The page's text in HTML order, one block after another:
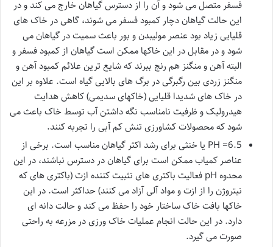
فسفر متصل می شود و آن را از دسترس گیاهان خارج می کند و در
این حالت گیاهان دچار کمبود فسفر می شوند، گاهی در خاک های
قلیایی زیاد بود عنصر مولیبدن و بور باعث سمیت در گیاهان می
شود و در مقابل در این خاکها ممکن است گیاهان از کمبود فسفر و
البته آهن و منگنز هم رنج ببرند که شایع ترین علائم کمبود آهن و
منگنز زردی بین رگبرگی در برگ های بالایی گیاه است. علاوه بر این
در خاک های شدیدا قلیایی (خاکهای سدیمی) کاهش هدایت
هیدرولیک و ظرفیت نامناسب نگه داشتن آب توسط خاک باعث می
شود که محصولات کشاورزی تنش کم آبی را تجربه کنند.
PH =6.5 یا خنثی برای رشد اکثر گیاهان مناسب است. برخی از
عناصر کمیاب ممکن است برای گیاهان در دسترس نباشند، در این
محدوه pH فعالیت باکتری های تثبیت کننده ازت (باکتری های که
نیتروژن را از ازت و مواد آلی آزاد می کنند) حداکثر است. در این
خاکها بافت خاک ساختار خود را حفظ می کند و حالت دانه ای
دارد. در این حالت انجام عملیات خاک ورزی در مزرعه به راحتی
صورت می گیرد.